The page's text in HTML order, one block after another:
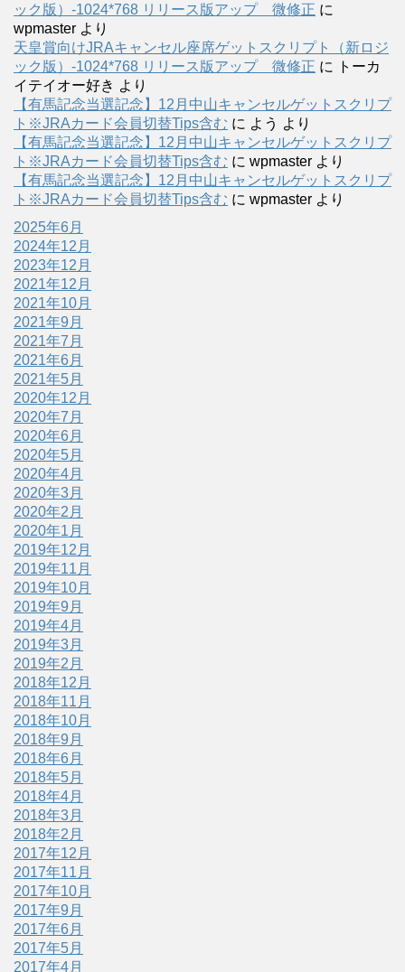
ック版）-1024*768 リリース版アップ 微修正 に
wpmaster より
天皇賞向けJRAキャンセル座席ゲットスクリプト（新ロジ
ック版）-1024*768 リリース版アップ 微修正 に
トーカ
イテイオー好き より
【有馬記念当選記念】12月中山キャンセルゲットスクリプ
ト※JRAカード会員切替Tips含む に よう より
【有馬記念当選記念】12月中山キャンセルゲットスクリプ
ト※JRAカード会員切替Tips含む に wpmaster より
【有馬記念当選記念】12月中山キャンセルゲットスクリプ
ト※JRAカード会員切替Tips含む に wpmaster より
2025年6月
2024年12月
2023年12月
2021年12月
2021年10月
2021年9月
2021年7月
2021年6月
2021年5月
2020年12月
2020年7月
2020年6月
2020年5月
2020年4月
2020年3月
2020年2月
2020年1月
2019年12月
2019年11月
2019年10月
2019年9月
2019年4月
2019年3月
2019年2月
2018年12月
2018年11月
2018年10月
2018年9月
2018年6月
2018年5月
2018年4月
2018年3月
2018年2月
2017年12月
2017年11月
2017年10月
2017年9月
2017年6月
2017年5月
2017年4月